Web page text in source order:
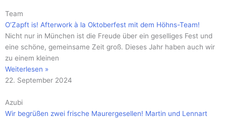
Team
O‘Zapft is! Afterwork à la Oktoberfest mit dem Höhns-Team!
Nicht nur in München ist die Freude über ein geselliges Fest und
eine schöne, gemeinsame Zeit groß. Dieses Jahr haben auch wir
zu einem kleinen
Weiterlesen »
22. September 2024
Azubi
Wir begrüßen zwei frische Maurergesellen! Martin und Lennart